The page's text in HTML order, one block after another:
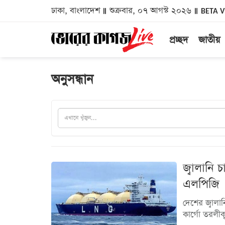
ঢাকা, বাংলাদেশ শুক্রবার, ০৭ আগস্ট ২০২৬ BETA
প্রচ্ছদ জাতীয়
অনুসন্ধান
জ্বালানি
এলপিজি
দেশের
কার্গো